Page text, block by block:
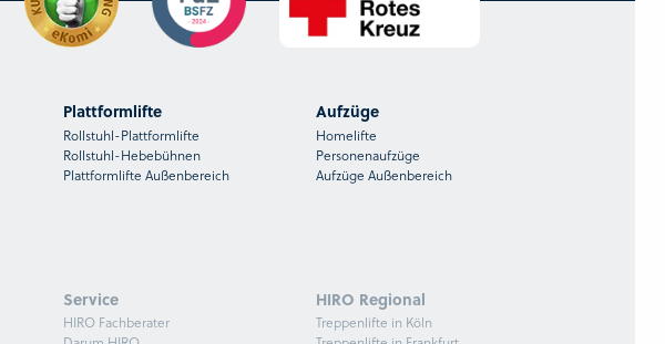
Plattformlifte
Rollstuhl-Plattformlifte
Rollstuhl-Hebebühnen
Plattformlifte Außenbereich
Aufzüge
Homelifte
Personenaufzüge
Aufzüge Außenbereich
Service
HIRO Fachberater
HIRO Regional
Treppenlifte in Köln